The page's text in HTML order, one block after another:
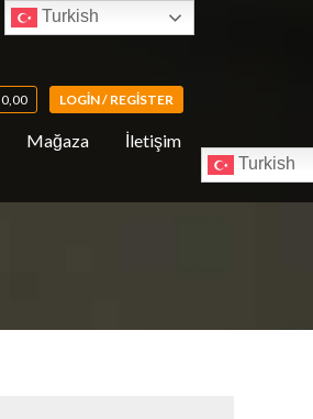
0,00 LOGIN / REGISTER
Mağaza İletişim
Turkish
Turkish